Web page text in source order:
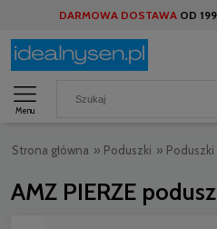
DARMOWA DOSTAWA OD
Menu
Strona główna » Poduszki » Poduszki
AMZ PIERZE